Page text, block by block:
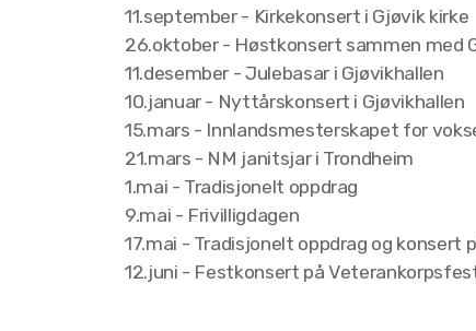
11.september - Kirkekonsert i Gjøvik kirke
26.oktober - Høstkonsert sammen med
11.desember - Julebasar i Gjøvikhallen
10.januar - Nyttårskonsert i Gjøvikhallen
15.mars - Innlandsmesterskapet for
21.mars - NM janitsjar i Trondheim
1.mai - Tradisjonelt oppdrag
9.mai - Frivilligdagen
17.mai - Tradisjonelt oppdrag og konsert
12.juni - Festkonsert på